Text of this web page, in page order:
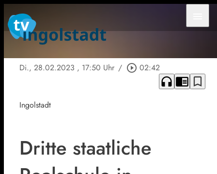
Di., 28.02.2023 , 17:50 Uhr / play_circle_outline 02:42
headphones chrome_reader_mode bookmark_border
Ingolstadt
Dritte staatliche